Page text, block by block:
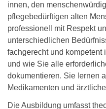
innen, den
pflegebedürftigen alten
professionell mit Respekt
unterschiedlichen
fachgerecht und kompetent
und wie Sie alle
dokumentieren. Sie lernen
Medikamenten und
Die Ausbildung umfasst